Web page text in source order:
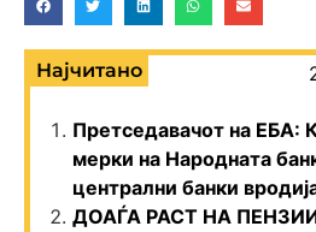
Најчитано
Претседавачот на ЕБА:
мерки на Народната
централни банки
ДОАЃА РАСТ НА